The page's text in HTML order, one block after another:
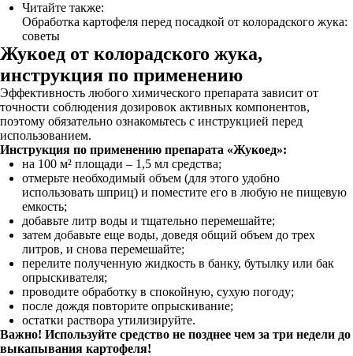
Читайте также:
Обработка картофеля перед посадкой от колорадского жука:
советы
Жукоед от колорадского жука,
инструкция по применению
Эффективность любого химического препарата зависит от
точности соблюдения дозировок активных компонентов,
поэтому обязательно ознакомьтесь с инструкцией перед
использованием.
Инструкция по применению препарата «Жукоед»:
на 100 м² площади – 1,5 мл средства;
отмерьте необходимый объем (для этого удобно
использовать шприц) и поместите его в любую не пищевую
емкость;
добавьте литр воды и тщательно перемешайте;
затем добавьте еще воды, доведя общий объем до трех
литров, и снова перемешайте;
перелите полученную жидкость в банку, бутылку или бак
опрыскивателя;
проводите обработку в спокойную, сухую погоду;
после дождя повторите опрыскивание;
остатки раствора утилизируйте.
Важно! Используйте средство не позднее чем за три недели до
выкапывания картофеля!